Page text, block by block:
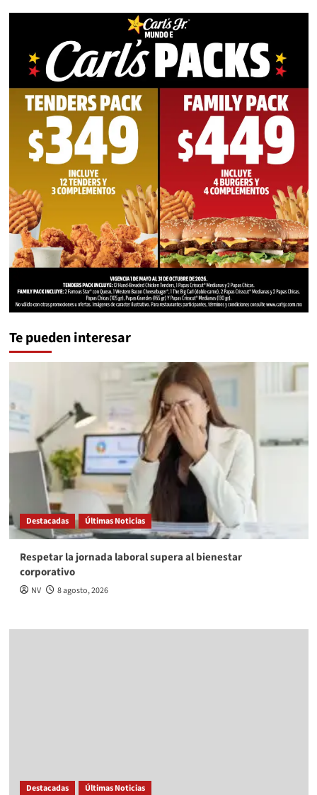
Te pueden interesar
Destacadas Últimas Noticias
Respetar la jornada laboral supera al bienestar
corporativo
NV 8 agosto, 2026
Destacadas Últimas Noticias